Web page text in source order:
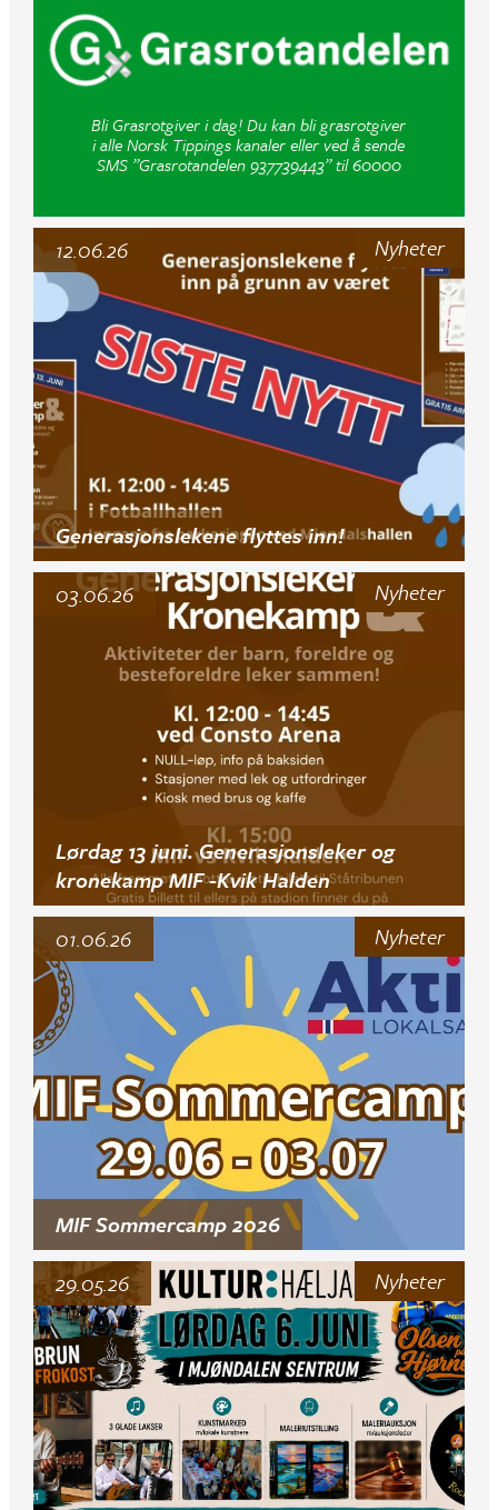
Bli Grasrotgiver i dag! Du kan bli grasrotgiver
i alle Norsk Tippings kanaler eller ved å sende
SMS ”Grasrotandelen 937739443” til 60000
Nyheter
Generasjonslekene flyttes inn!
12.06.26
Nyheter
Lørdag 13 juni. Generasjonsleker og
kronekamp MIF -Kvik Halden
03.06.26
Nyheter
MIF Sommercamp 2026
01.06.26
Nyheter
29.05.26